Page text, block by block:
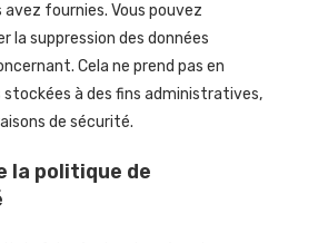
avez fournies. Vous pouvez
la suppression des données
Cela ne prend pas en
à des fins administratives,
de sécurité.
la politique de